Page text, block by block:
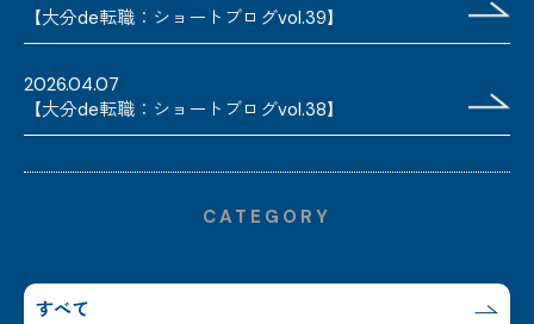
【大分de転職：ショートブログvol.39】
2026.04.07
【大分de転職：ショートブログvol.38】
CATEGORY
すべて